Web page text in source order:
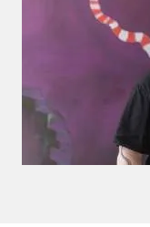
Ausstellungen